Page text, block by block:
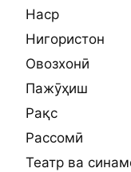
Наср
Нигористон
Овозхонӣ
Пажӯҳиш
Рақс
Рассомӣ
Театр ва